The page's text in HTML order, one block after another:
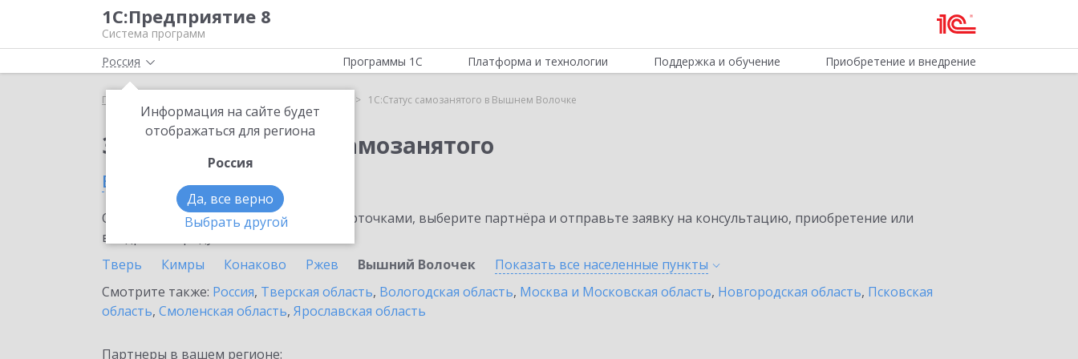
1С:Предприятие 8
Система программ
Россия
Информация на сайте будет
отображаться для региона
Россия
Да, все верно
Выбрать другой
Программы 1С Платформа и технологии Поддержка и обучение Приобретение и внедрение
Главная 1С:Статус самозанятого в Вышнем Волочке
Заказать 1С:Статус самозанятого
в Вышнем Волочке
Ознакомьтесь с информационными карточками, выберите партнёра и отправьте заявку на консультацию, приобретение или
внедрение продукта.
Тверь
Кимры Конаково Ржев Вышний Волочек Показать все населенные пункты
Смотрите также: Россия, Тверская область, Вологодская область, Москва и Московская область, Новгородская область, Псковская
область, Смоленская область, Ярославская область
Партнеры в вашем регионе: